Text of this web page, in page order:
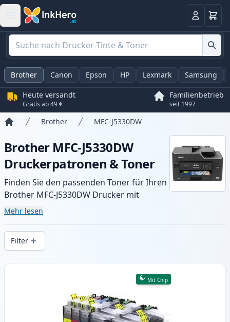
Anmelden
Brother Canon Epson HP Lexmark Samsung
Heute versandt
Gratis ab 49 €
Familienbetrieb
seit 1997
Brother MFC-J5330DW
Brother MFC-J5330DW
Druckerpatronen & Toner
Finden Sie den passenden Toner für Ihren
Brother MFC-J5330DW Drucker mit
unserer Auswahl an kompatiblen und XL-
gleichbleibender Druckqualität und
schnellem Versand aus lokalem Lager in .
Mehr lesen
Filter
Produkte
Mit Chip